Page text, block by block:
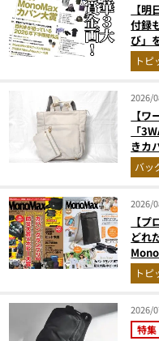
【
付録
び」
次を
トピ
2026/
【
「
きカ
バッ
2026/
【
どれ
トピ
2026/
特集